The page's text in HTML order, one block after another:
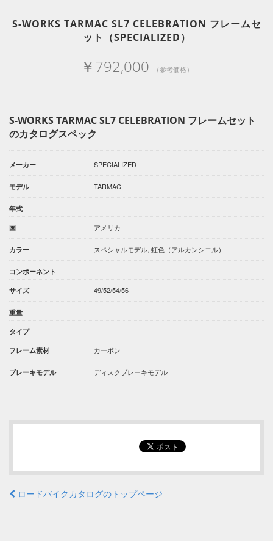
S-WORKS TARMAC SL7 CELEBRATION フレームセ
ット（SPECIALIZED）
￥792,000 （参考価格）
S-WORKS TARMAC SL7 CELEBRATION フレームセット
のカタログスペック
メーカー SPECIALIZED
モデル TARMAC
年式
国 アメリカ
カラー スペシャルモデル, 虹色（アルカンシエル）
コンポーネント
サイズ 49/52/54/56
重量
タイプ
フレーム素材 カーボン
ブレーキモデル ディスクブレーキモデル
ロードバイクカタログのトップページ